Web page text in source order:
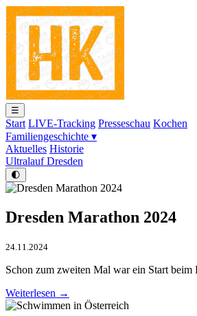
☰
Start LIVE-Tracking Presseschau Kochen
Familiengeschichte ▾
Aktuelles Historie
Ultralauf Dresden
🌓
Dresden Marathon 2024
24.11.2024
Schon zum zweiten Mal war ein Start
Weiterlesen →